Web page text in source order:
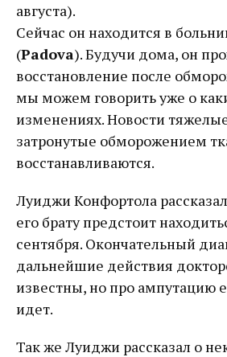
августа).
Сейчас он находится в
(Padova). Будучи дома, он
восстановление после
мы можем говорить уже о
изменениях. Новости
затронутые обморожением
восстанавливаются.
Луиджи Конфортола
его брату предстоит
сентября. Окончательный
дальнейшие действия
известны, но про ампутацию
идет.
Так же Луиджи рассказал о